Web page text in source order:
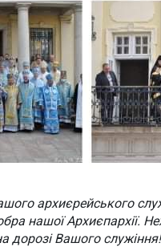
архиєрейського
нашої Архиєпархії.
дорозі Вашого